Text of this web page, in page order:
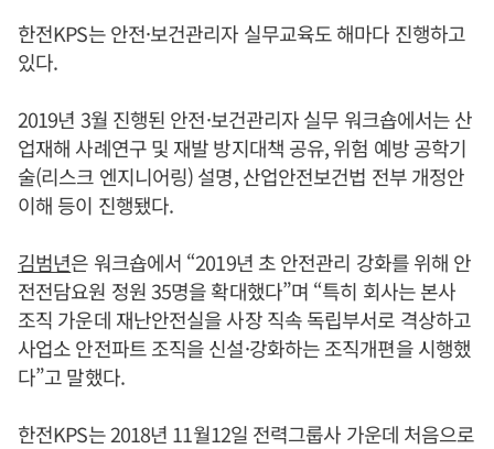
한전KPS는 안전·보건관리자 실무교육도 해마다 진행하고
있다.
2019년 3월 진행된 안전·보건관리자 실무 워크숍에서는 산
업재해 사례연구 및 재발 방지대책 공유, 위험 예방 공학기
술(리스크 엔지니어링) 설명, 산업안전보건법 전부 개정안
이해 등이 진행됐다.
김범년은 워크숍에서 “2019년 초 안전관리 강화를 위해 안
전전담요원 정원 35명을 확대했다”며 “특히 회사는 본사
조직 가운데 재난안전실을 사장 직속 독립부서로 격상하고
사업소 안전파트 조직을 신설·강화하는 조직개편을 시행했
다”고 말했다.
한전KPS는 2018년 11월12일 전력그룹사 가운데 처음으로